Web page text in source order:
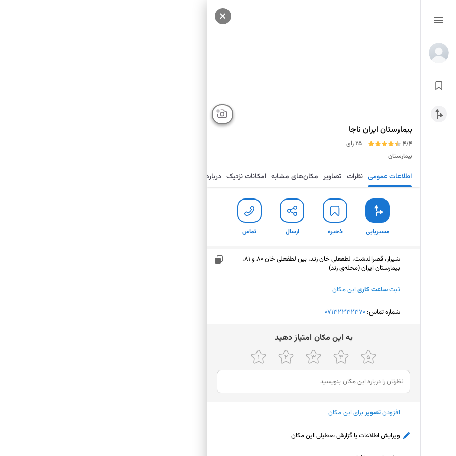
بیمارستان ایران ناجا
4/4
25 رای
بیمارستان
اطلاعات عمومی نظرات تصاویر مکان‌های مشابه امکانات نزدیک درباره
مسیریابی ذخیره ارسال تماس
شیراز، قصرالدشت، لطفعلی خان زند، بین لطفعلی خان 80 و 81،
بیمارستان ایران (محله‌ی زند)
ثبتساعت کاری این مکان
شماره تماس: ‎07132332370
ﺑﻪ اﯾﻦ ﻣﮑﺎن اﻣﺘﯿﺎز دﻫﯿﺪ
افزودنتصویربرای این مکان
ویرایش اطلاعات یا گزارش تعطیلی این مکان